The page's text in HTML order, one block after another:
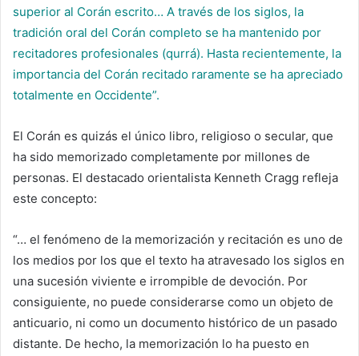
superior al Corán escrito… A través de los siglos, la
tradición oral del Corán completo se ha mantenido por
recitadores profesionales (qurrá). Hasta recientemente, la
importancia del Corán recitado raramente se ha apreciado
totalmente en Occidente”.
El Corán es quizás el único libro, religioso o secular, que
ha sido memorizado completamente por millones de
personas. El destacado orientalista Kenneth Cragg refleja
este concepto:
“… el fenómeno de la memorización y recitación es uno de
los medios por los que el texto ha atravesado los siglos en
una sucesión viviente e irrompible de devoción. Por
consiguiente, no puede considerarse como un objeto de
anticuario, ni como un documento histórico de un pasado
distante. De hecho, la memorización lo ha puesto en